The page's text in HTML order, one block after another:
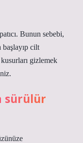
Bunun sebebi,
başlayıp cilt
gizlemek
sürülür